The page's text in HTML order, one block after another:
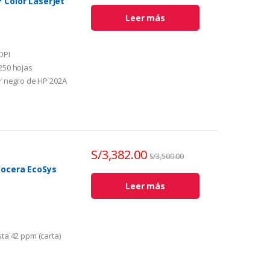
hojas
de HP 202A
Leer más
EcoSys
42 ppm (carta)
S/3,382.00 S/3,500.00
Leer más